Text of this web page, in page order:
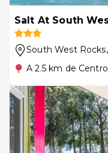
Salt At South
South West Rocks
A 2.5 km de